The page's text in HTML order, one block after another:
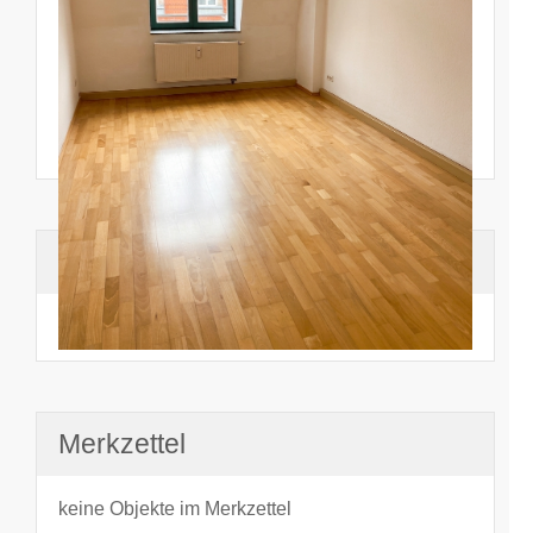
Suchhistorie
noch nichts angesehen
Merkzettel
keine Objekte im Merkzettel